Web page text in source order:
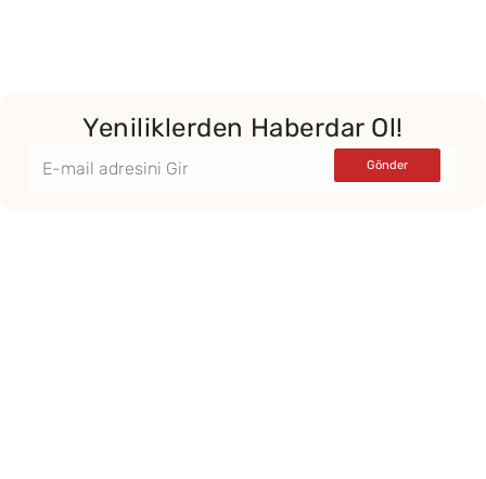
Yeniliklerden Haberdar Ol!